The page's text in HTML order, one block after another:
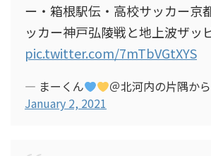
ー・箱根駅伝・高校サッカー京
ッカー神戸弘陵戦と地上波ザッ
pic.twitter.com/7mTbVGtXYS
— まーくん
＠北河内の片隅か
January 2, 2021